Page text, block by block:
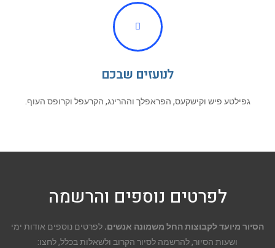
לנועזים שבכם
גפילטע פיש וקישקעס, הפראפלך וההרינג, הקרעפל וקרופס העוף.
לפרטים נוספים והרשמה
הסיור מיועד לקבוצות החל משמונה אנשים. לפרטים נוספים אודות ימי
ושעות הסיור, להרשמה לסיור הקרוב ולשאלות בכלל, לחצו: